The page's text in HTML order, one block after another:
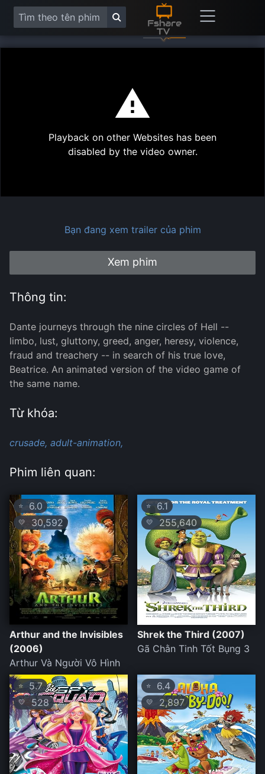
Play
Playback on other Websites has been
disabled by the video owner.
Bạn đang xem trailer của phim
Xem phim
Thông tin:
Dante journeys through the nine circles of Hell --
limbo, lust, gluttony, greed, anger, heresy, violence,
fraud and treachery -- in search of his true love,
Beatrice. An animated version of the video game of
the same name.
Từ khóa:
crusade, adult-animation,
Phim liên quan:
⭐ 6.0
💛 30,592
Arthur and the Invisibles
(2006)
Arthur Và Người Vô Hình
⭐6.1
💛 255,640
Shrek the Third (2007)
Gã Chằn Tinh Tốt Bụng 3
⭐ 5.7
💛 528
⭐ 6.4
💛 2,897